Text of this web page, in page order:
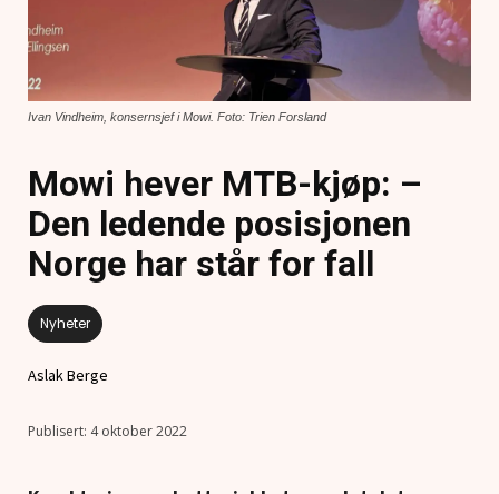
Ivan Vindheim, konsernsjef i Mowi. Foto: Trien Forsland
Mowi hever MTB-kjøp: –
Den ledende posisjonen
Norge har står for fall
Nyheter
Aslak Berge
4 oktober 2022